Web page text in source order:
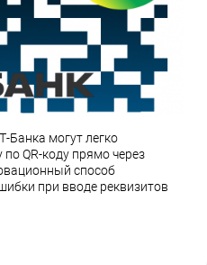
Банка могут легко
по QR-коду прямо через
способ
при вводе реквизитов